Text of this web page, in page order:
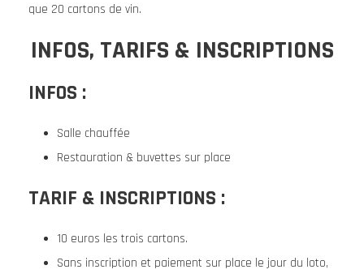
que 20 cartons de vin.
INFOS, TARIFS & INSCRIPTIONS
INFOS :
Salle chauffée
Restauration & buvettes sur place
TARIF & INSCRIPTIONS :
10 euros les trois cartons.
Sans inscription et paiement sur place le jour du loto,